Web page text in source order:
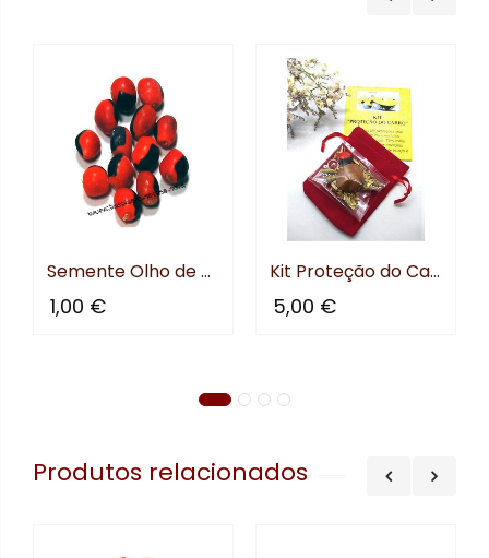
Semente Olho de Boi
1,00 €
Kit Proteção do Carro
5,00 €
Produtos relacionados